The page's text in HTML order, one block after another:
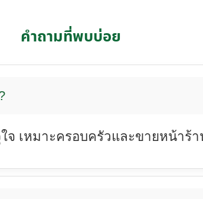
คำถามที่พบบ่อย
เหมาะครอบครัวและขายหน้าร้า